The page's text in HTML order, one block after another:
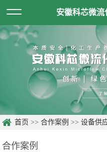
安徽科芯微流
首页 >>合作案例 >>设备供
合作案例